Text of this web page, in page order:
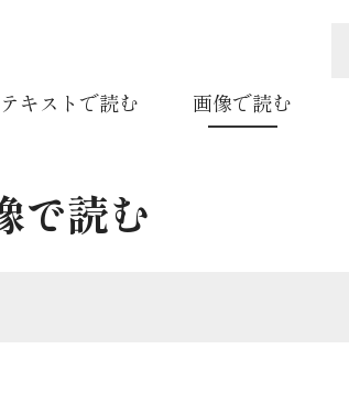
テキストで読む 画像で読む
で読む